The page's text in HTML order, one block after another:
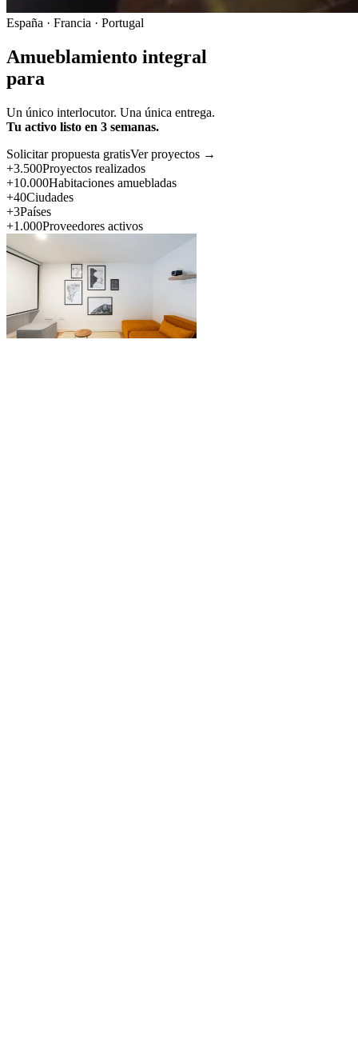
España · Francia · Portugal
Amueblamiento integral
para
Un único interlocutor. Una única entrega.
Tu activo listo en 3 semanas.
Solicitar propuesta gratisVer proyectos →
+3.500Proyectos realizados
+10.000Habitaciones amuebladas
+40Ciudades
+3Países
+1.000Proveedores activos